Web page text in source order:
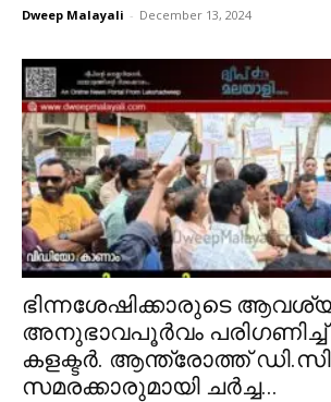
Dweep Malayali - December 13, 2024
ഭിന്നശേഷിക്കാരുടെ
അനുഭാവപൂർവം പരിഗണിച്ച്
കളക്ടർ. ആന്ത്രോത്ത് ഡി.സി
സമരക്കാരുമായി ചർച്ച...